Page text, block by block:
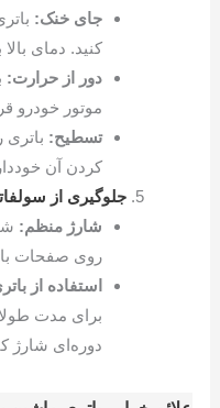
جای خنک:
کنید. دمای
دور از حرارت:
موتور خودرو
تسطیح:
کردن آن
جلوگیری از
شارژ منظم:
روی صفحات
استفاده از
برای مدت
دوره‌ای شارژ